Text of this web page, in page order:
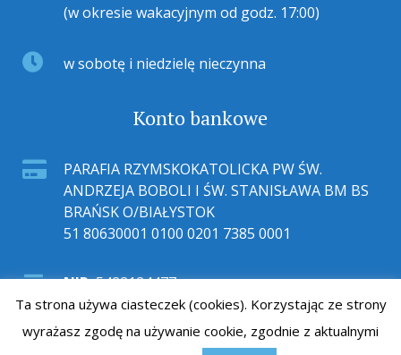
(w okresie wakacyjnym od godz. 17:00)
w sobotę i niedzielę nieczynna
Konto bankowe
PARAFIA RZYMSKOKATOLICKA PW ŚW.
ANDRZEJA BOBOLI I ŚW. STANISŁAWA BM BS
BRAŃSK O/BIAŁYSTOK
51 80630001 0100 0201 7385 0001
NIP:5422124477
Ta strona używa ciasteczek (cookies). Korzystając ze strony
wyrażasz zgodę na używanie cookie, zgodnie z aktualnymi